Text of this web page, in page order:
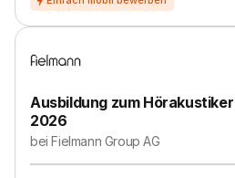
Ausbildung zum
2026
beiFielmann Group AG